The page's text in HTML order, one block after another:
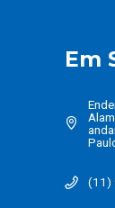
Em
(11)